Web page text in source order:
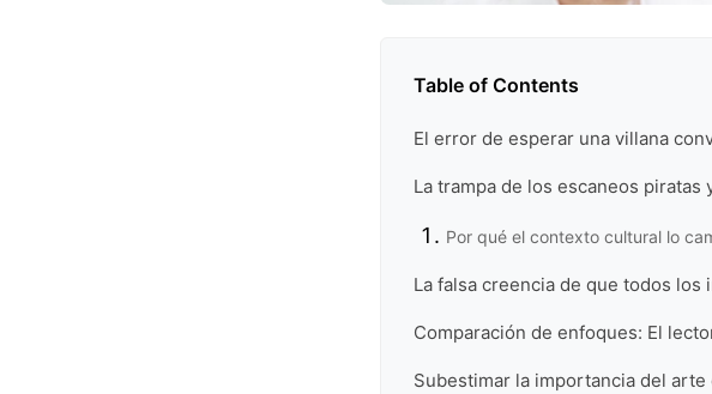
Table of Contents
El error de esperar una villana
La trampa de los escaneos
Por qué el contexto cultural lo
La falsa creencia de que todos
Comparación de enfoques: El
Subestimar la importancia del arte